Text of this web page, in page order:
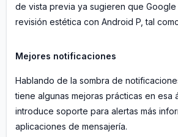
de vista previa ya sugieren que Google
revisión estética con Android P, tal
Mejores notificaciones
Hablando de la sombra de
tiene algunas mejoras prácticas en esa
introduce soporte para alertas más
aplicaciones de mensajería.